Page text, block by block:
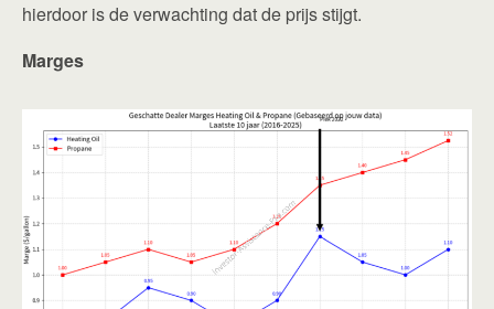
hierdoor is de verwachting dat de prijs stijgt.
Marges